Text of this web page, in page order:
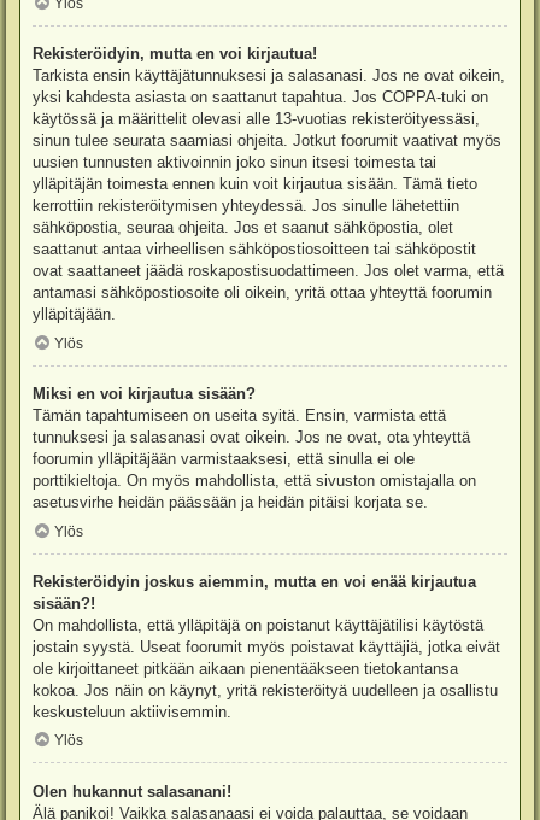
Ylös
Rekisteröidyin, mutta en voi kirjautua!
Tarkista ensin käyttäjätunnuksesi ja salasanasi. Jos ne ovat oikein,
yksi kahdesta asiasta on saattanut tapahtua. Jos COPPA-tuki on
käytössä ja määrittelit olevasi alle 13-vuotias rekisteröityessäsi,
sinun tulee seurata saamiasi ohjeita. Jotkut foorumit vaativat myös
uusien tunnusten aktivoinnin joko sinun itsesi toimesta tai
ylläpitäjän toimesta ennen kuin voit kirjautua sisään. Tämä tieto
kerrottiin rekisteröitymisen yhteydessä. Jos sinulle lähetettiin
sähköpostia, seuraa ohjeita. Jos et saanut sähköpostia, olet
saattanut antaa virheellisen sähköpostiosoitteen tai sähköpostit
ovat saattaneet jäädä roskapostisuodattimeen. Jos olet varma, että
antamasi sähköpostiosoite oli oikein, yritä ottaa yhteyttä foorumin
ylläpitäjään.
Ylös
Miksi en voi kirjautua sisään?
Tämän tapahtumiseen on useita syitä. Ensin, varmista että
tunnuksesi ja salasanasi ovat oikein. Jos ne ovat, ota yhteyttä
foorumin ylläpitäjään varmistaaksesi, että sinulla ei ole
porttikieltoja. On myös mahdollista, että sivuston omistajalla on
asetusvirhe heidän päässään ja heidän pitäisi korjata se.
Ylös
Rekisteröidyin joskus aiemmin, mutta en voi enää kirjautua
sisään?!
On mahdollista, että ylläpitäjä on poistanut käyttäjätilisi käytöstä
jostain syystä. Useat foorumit myös poistavat käyttäjiä, jotka eivät
ole kirjoittaneet pitkään aikaan pienentääkseen tietokantansa
kokoa. Jos näin on käynyt, yritä rekisteröityä uudelleen ja osallistu
keskusteluun aktiivisemmin.
Ylös
Olen hukannut salasanani!
Älä panikoi! Vaikka salasanaasi ei voida palauttaa, se voidaan